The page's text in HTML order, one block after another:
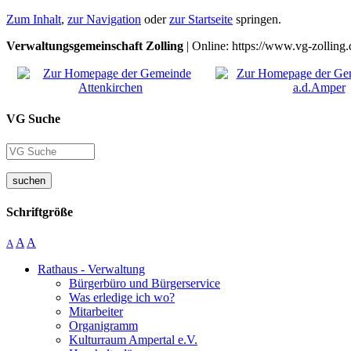
Zum Inhalt, zur Navigation oderzur Startseite springen.
Verwaltungsgemeinschaft Zolling | Online: https://www.vg-
VG Suche
suchen
Schriftgröße
A A A
Rathaus - Verwaltung
Bürgerbüro und Bürgerservice
Was erledige ich wo?
Mitarbeiter
Organigramm
Kulturraum Ampertal e.V.